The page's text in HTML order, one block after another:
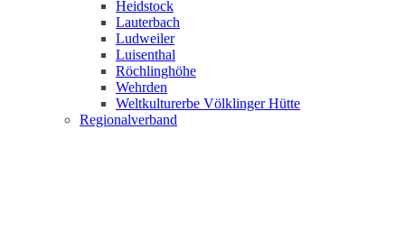
Heidstock
Lauterbach
Ludweiler
Luisenthal
Röchlinghöhe
Wehrden
Weltkulturerbe Völklinger Hütte
Regionalverband